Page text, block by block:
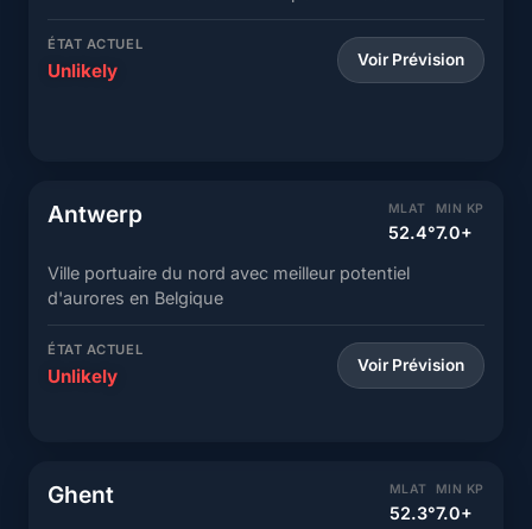
ÉTAT ACTUEL
Unlikely Voir Prévision
Antwerp MLAT
52.4°
MIN KP
7.0+
Ville portuaire du nord avec meilleur potentiel
d'aurores en Belgique
ÉTAT ACTUEL
Unlikely Voir Prévision
Ghent MLAT
52.3°
MIN KP
7.0+